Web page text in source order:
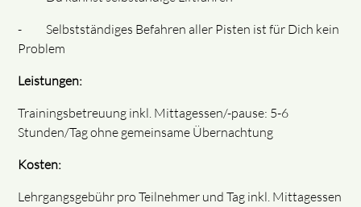
- Selbstständiges Befahren aller Pisten ist für Dich kein
Problem
Leistungen:
Trainingsbetreuung inkl. Mittagessen/-pause: 5-6
Stunden/Tag ohne gemeinsame Übernachtung
Kosten:
Lehrgangsgebühr pro Teilnehmer und Tag inkl. Mittagessen